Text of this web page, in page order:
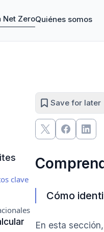
Net ZeroQuiénes somos
clave
Save for later
Cómo
En esta